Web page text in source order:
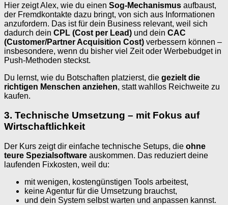
Hier zeigt Alex, wie du einen Sog-Mechanismus aufbaust,
der Fremdkontakte dazu bringt, von sich aus Informationen
anzufordern. Das ist für dein Business relevant, weil sich
dadurch dein CPL (Cost per Lead) und dein CAC
(Customer/Partner Acquisition Cost) verbessern können –
insbesondere, wenn du bisher viel Zeit oder Werbebudget in
Push-Methoden steckst.
Du lernst, wie du Botschaften platzierst, die gezielt die
richtigen Menschen anziehen, statt wahllos Reichweite zu
kaufen.
3. Technische Umsetzung – mit Fokus auf
Wirtschaftlichkeit
Der Kurs zeigt dir einfache technische Setups, die ohne
teure Spezialsoftware auskommen. Das reduziert deine
laufenden Fixkosten, weil du:
mit wenigen, kostengünstigen Tools arbeitest,
keine Agentur für die Umsetzung brauchst,
und dein System selbst warten und anpassen kannst.